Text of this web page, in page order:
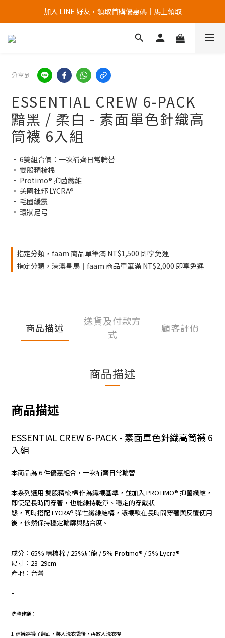
加入官網會員，首次購買 " 免運 "
加入 LINE 好友，領取首購優惠碼｜馬上領取
加入官網會員，首次購買 " 免運 "
分享到
ESSENTIAL CREW 6-PACK
黯黑 / 柔白 - 素面單色針織高
筒襪 6入組
• 6雙組合價：一次補齊日常輪替
• 雙股精梳棉
• Protimo® 抑菌纖維
• 美國杜邦 LYCRA®
• 毛圈緩震
• 環狀足弓
指定分類，faam 商品單筆滿 NT$1,500 即享免運
指定分類，港澳星馬｜faam 商品單筆滿 NT$2,000 即享免運
商品描述
送貨及付款方
式
顧客評價
商品描述
商品描述
ESSENTIAL CREW 6-PACK - 素面單色針織高筒襪 6
入組
本商品為 6 件優惠組合，一次補齊日常輪替
本系列選用 雙股精梳棉 作為織襪基準，並加入 PROTIMO® 抑菌纖維，
即使是長時間穿著，也能維持乾淨、穩定的穿戴狀
態，同時搭配 LYCRA® 彈性纖維結構，讓襪款在長時間穿著與反覆使用
後，依然保持穩定輪廓與貼合度。
成分：65% 精梳棉 / 25%尼龍 / 5% Protimo® / 5% Lycra®
尺寸：23-29cm
產地：台灣
-
洗滌建議：
1.建議將襪子翻面，裝入洗衣袋後，再放入洗衣機